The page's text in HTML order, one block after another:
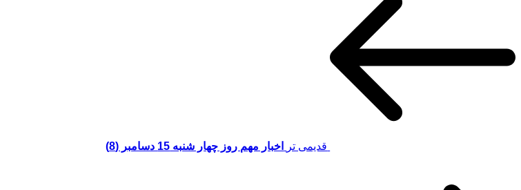
قدیمی تر اخبار مهم روز چهار شنبه 15 دسامبر (8)